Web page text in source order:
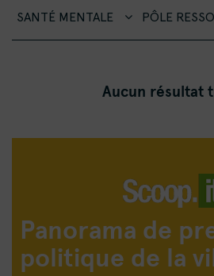
SANTÉ MENTALE PÔLE
Aucun résultat
Panorama de
politique de la